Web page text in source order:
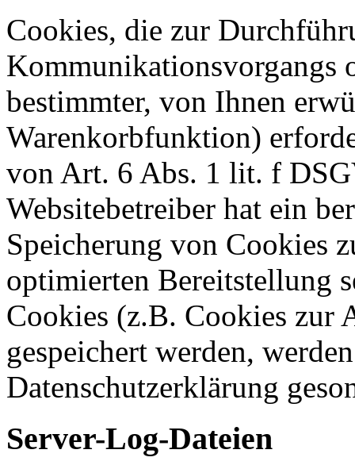
Cookies, die zur
Kommunikationsvorgangs
bestimmter, von Ihnen
Warenkorbfunktion)
von Art. 6 Abs. 1 lit. f
Websitebetreiber hat ein
Speicherung von Cookies
optimierten Bereitstellung
Cookies (z.B. Cookies zur
gespeichert werden,
Datenschutzerklärung
Server-Log-Dateien